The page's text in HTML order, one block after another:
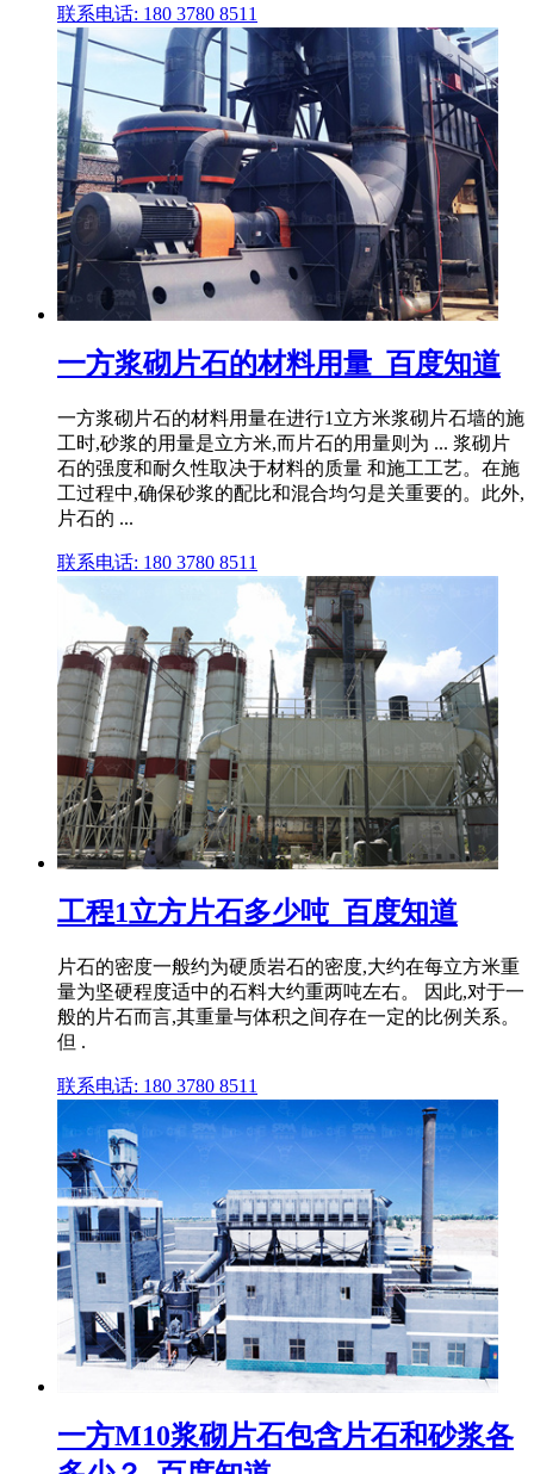
联系电话: 180 3780 8511
一方浆砌片石的材料用量_百度知道
一方浆砌片石的材料用量在进行1立方米浆砌片石墙的施
工时,砂浆的用量是立方米,而片石的用量则为 ... 浆砌片
石的强度和耐久性取决于材料的质量 和施工工艺。在施
工过程中,确保砂浆的配比和混合均匀是关重要的。此外,
片石的 ...
联系电话: 180 3780 8511
工程1立方片石多少吨_百度知道
片石的密度一般约为硬质岩石的密度,大约在每立方米重
量为坚硬程度适中的石料大约重两吨左右。 因此,对于一
般的片石而言,其重量与体积之间存在一定的比例关系。
但 .
联系电话: 180 3780 8511
一方M10浆砌片石包含片石和砂浆各